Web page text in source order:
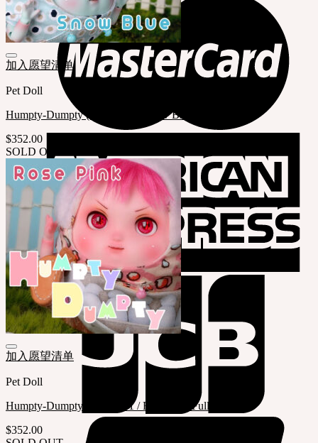
加入愿望清单
Pet Doll
Humpty-Dumpty ( LE Qty.1 / Snow Blue Full set )
$352.00
SOLD OUT
加入愿望清单
Pet Doll
Humpty-Dumpty ( LE Qty.1 / Rose Pink Full set )
$352.00